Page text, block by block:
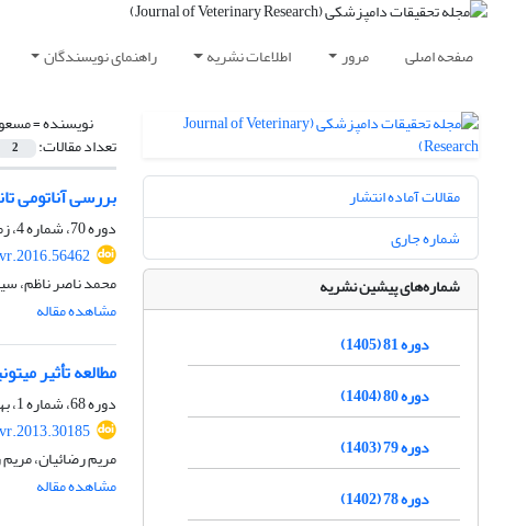
صفحه اصلی مرور اطلاعات نشریه راهنمای نویسندگان
نویسنده =
تعداد مقالات: 2
بررسی آناتومی
دوره 70، شماره 4، زمستان 1394، صفحه
محمد ناصر ناظم،
مشاهده مقاله
مطالعه تأثیر
دوره 68، شماره 1، بهار 1392، صفحه
مریم رضائیان،
مشاهده مقاله
مقالات آماده انتشار
شماره جاری
شماره‌های پیشین نشریه
دوره 81 (1405)
دوره 80 (1404)
دوره 79 (1403)
دوره 78 (1402)